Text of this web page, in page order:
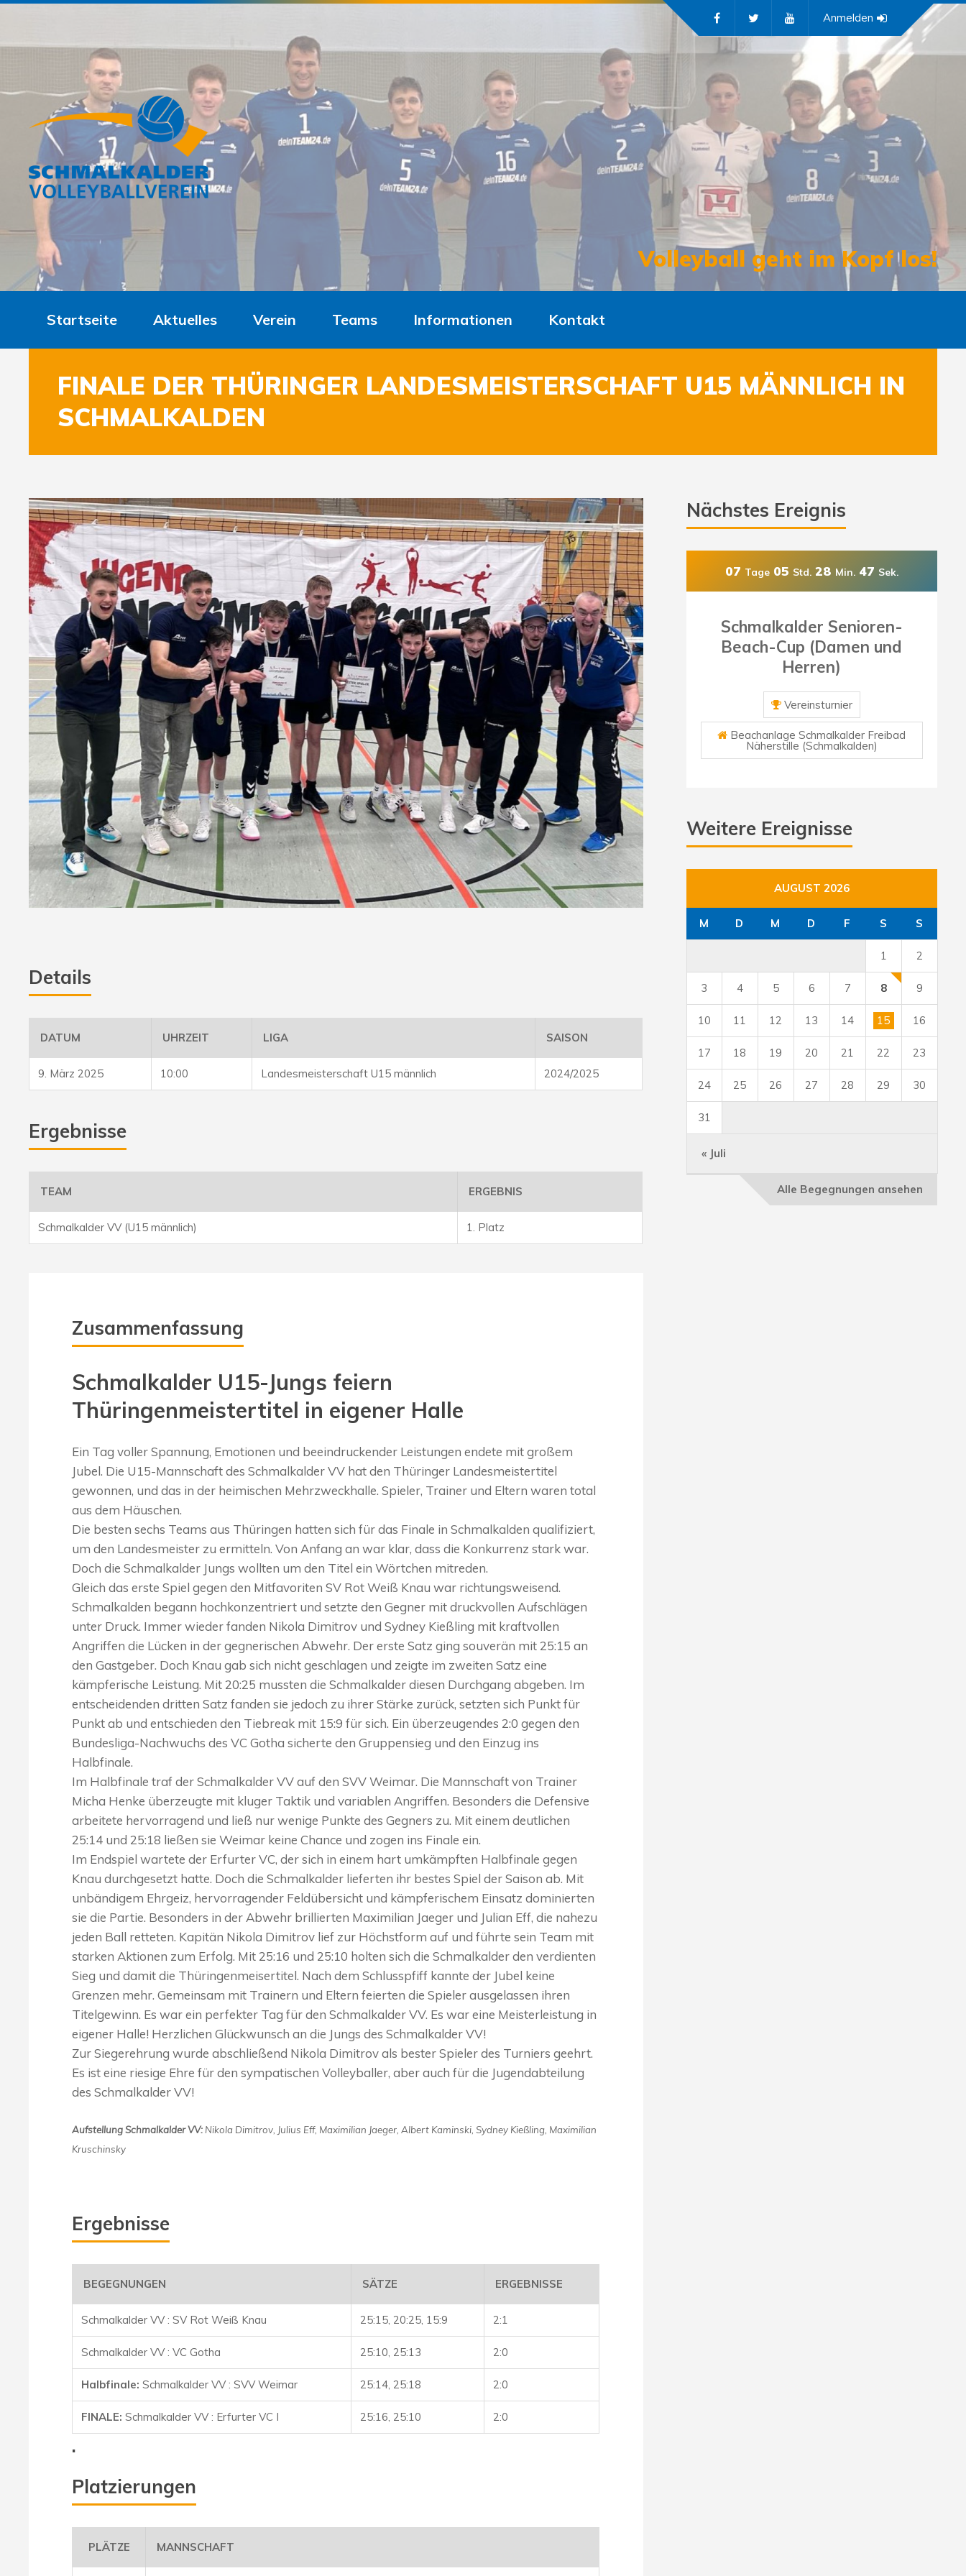
Volleyball geht im Kopf los!
Anmelden
Startseite Aktuelles Verein Teams Informationen Kontakt
FINALE DER THÜRINGER LANDESMEISTERSCHAFT U15 MÄNNLICH IN
SCHMALKALDEN
Details
DATUM UHRZEIT LIGA SAISON
9. März 2025 10:00 Landesmeisterschaft U15 männlich 2024/2025
Ergebnisse
TEAM ERGEBNIS
Schmalkalder VV (U15 männlich) 1. Platz
Zusammenfassung
Schmalkalder U15-Jungs feiern
Thüringenmeistertitel in eigener Halle
Ein Tag voller Spannung, Emotionen und beeindruckender Leistungen endete mit großem
Jubel. Die U15-Mannschaft des Schmalkalder VV hat den Thüringer Landesmeistertitel
gewonnen, und das in der heimischen Mehrzweckhalle. Spieler, Trainer und Eltern waren total
aus dem Häuschen.
Die besten sechs Teams aus Thüringen hatten sich für das Finale in Schmalkalden qualifiziert,
um den Landesmeister zu ermitteln. Von Anfang an war klar, dass die Konkurrenz stark war.
Doch die Schmalkalder Jungs wollten um den Titel ein Wörtchen mitreden.
Gleich das erste Spiel gegen den Mitfavoriten SV Rot Weiß Knau war richtungsweisend.
Schmalkalden begann hochkonzentriert und setzte den Gegner mit druckvollen Aufschlägen
unter Druck. Immer wieder fanden Nikola Dimitrov und Sydney Kießling mit kraftvollen
Angriffen die Lücken in der gegnerischen Abwehr. Der erste Satz ging souverän mit 25:15 an
den Gastgeber. Doch Knau gab sich nicht geschlagen und zeigte im zweiten Satz eine
kämpferische Leistung. Mit 20:25 mussten die Schmalkalder diesen Durchgang abgeben. Im
entscheidenden dritten Satz fanden sie jedoch zu ihrer Stärke zurück, setzten sich Punkt für
Punkt ab und entschieden den Tiebreak mit 15:9 für sich. Ein überzeugendes 2:0 gegen den
Bundesliga-Nachwuchs des VC Gotha sicherte den Gruppensieg und den Einzug ins
Halbfinale.
Im Halbfinale traf der Schmalkalder VV auf den SVV Weimar. Die Mannschaft von Trainer
Micha Henke überzeugte mit kluger Taktik und variablen Angriffen. Besonders die Defensive
arbeitete hervorragend und ließ nur wenige Punkte des Gegners zu. Mit einem deutlichen
25:14 und 25:18 ließen sie Weimar keine Chance und zogen ins Finale ein.
Im Endspiel wartete der Erfurter VC, der sich in einem hart umkämpften Halbfinale gegen
Knau durchgesetzt hatte. Doch die Schmalkalder lieferten ihr bestes Spiel der Saison ab. Mit
unbändigem Ehrgeiz, hervorragender Feldübersicht und kämpferischem Einsatz dominierten
sie die Partie. Besonders in der Abwehr brillierten Maximilian Jaeger und Julian Eff, die nahezu
jeden Ball retteten. Kapitän Nikola Dimitrov lief zur Höchstform auf und führte sein Team mit
starken Aktionen zum Erfolg. Mit 25:16 und 25:10 holten sich die Schmalkalder den verdienten
Sieg und damit die Thüringenmeisertitel. Nach dem Schlusspfiff kannte der Jubel keine
Grenzen mehr. Gemeinsam mit Trainern und Eltern feierten die Spieler ausgelassen ihren
Titelgewinn. Es war ein perfekter Tag für den Schmalkalder VV. Es war eine Meisterleistung in
eigener Halle! Herzlichen Glückwunsch an die Jungs des Schmalkalder VV!
Zur Siegerehrung wurde abschließend Nikola Dimitrov als bester Spieler des Turniers geehrt.
Es ist eine riesige Ehre für den sympatischen Volleyballer, aber auch für die Jugendabteilung
des Schmalkalder VV!
Aufstellung Schmalkalder VV: Nikola Dimitrov, Julius Eff, Maximilian Jaeger, Albert Kaminski, Sydney Kießling, Maximilian
Kruschinsky
Ergebnisse
BEGEGNUNGEN SÄTZE ERGEBNISSE
Schmalkalder VV : SV Rot Weiß Knau 25:15, 20:25, 15:9 2:1
Schmalkalder VV : VC Gotha 25:10, 25:13 2:0
Halbfinale: Schmalkalder VV : SVV Weimar 25:14, 25:18 2:0
FINALE: Schmalkalder VV : Erfurter VC I 25:16, 25:10 2:0
.
Platzierungen
PLÄTZE MANNSCHAFT
Nächstes Ereignis
07 Tage 05 Std. 28 Min. 45 Sek.
Schmalkalder Senioren-
Beach-Cup (Damen und
Herren)
Vereinsturnier
Beachanlage Schmalkalder Freibad
Näherstille (Schmalkalden)
Weitere Ereignisse
AUGUST 2026
M D M D F S S
« Juli
1 2
3 4 5 6 7 8 9
10 11 12 13 14 15 16
17 18 19 20 21 22 23
24 25 26 27 28 29 30
31
Alle Begegnungen ansehen